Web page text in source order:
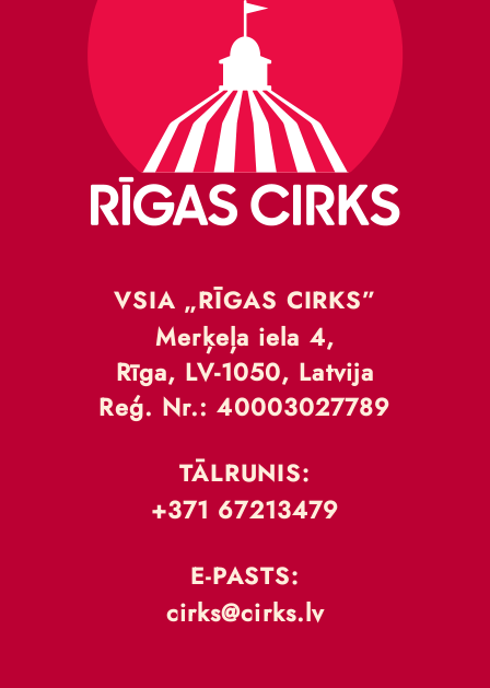
VSIA „RĪGAS CIRKS”
Merķeļa iela 4,
Rīga, LV-1050, Latvija
Reģ. Nr.: 40003027789
TĀLRUNIS:
+371 67213479
E-PASTS:
cirks@cirks.lv